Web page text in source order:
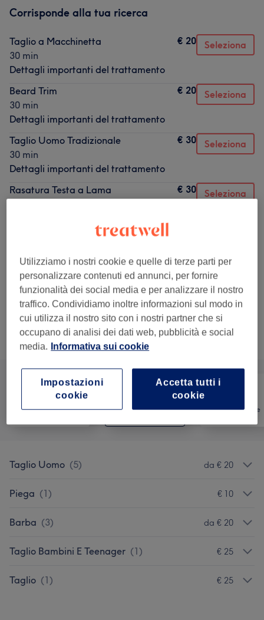
Corrisponde alla tua ricerca
Taglio a Macchinetta
30 min
Dettagli importanti del trattamento
€ 20 Seleziona
Beard Trim
30 min
Dettagli importanti del trattamento
€ 20 Seleziona
Taglio Uomo Tradizionale
30 min
Dettagli importanti del trattamento
€ 30 Seleziona
Rasatura Testa a Lama
€ 30 Seleziona
Dettagli importanti del trattamento
Mostra altri 3 servizi che corrispondono...
Non è quello che cercavi?
Sfoglia la lista dei servizi
Tutti Capelli Depilazione
Taglio Uomo (5) da € 20
Piega (1) € 10
Barba (3) da € 20
Taglio Bambini E Teenager (1) € 25
Taglio (1) € 25
Utilizziamo i nostri cookie e quelle di terze parti per
personalizzare contenuti ed annunci, per fornire
funzionalità dei social media e per analizzare il nostro
traffico. Condividiamo inoltre informazioni sul modo in
cui utilizza il nostro sito con i nostri partner che si
occupano di analisi dei dati web, pubblicità e social
media.
Informativa sui cookie
Accetta tutti i
cookie
Impostazioni
cookie